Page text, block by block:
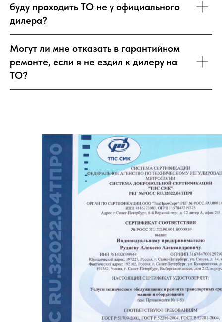
буду проходить ТО не у официального
дилера?
Могут ли мне отказать в гарантийном
ремонте, если я не ездил к дилеру на
ТО?